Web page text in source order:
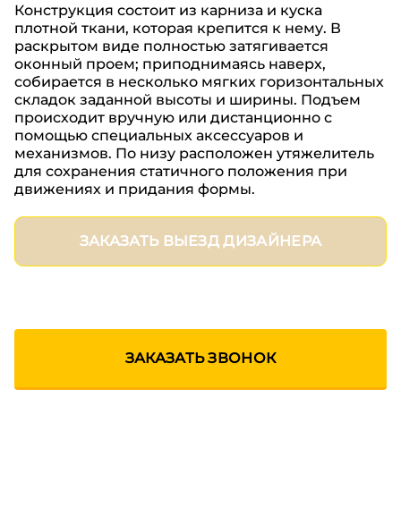
Конструкция состоит из карниза и куска
плотной ткани, которая крепится к нему. В
раскрытом виде полностью затягивается
оконный проем; приподнимаясь наверх,
собирается в несколько мягких горизонтальных
складок заданной высоты и ширины. Подъем
происходит вручную или дистанционно с
помощью специальных аксессуаров и
механизмов. По низу расположен утяжелитель
для сохранения статичного положения при
движениях и придания формы.
ЗАКАЗАТЬ ВЫЕЗД ДИЗАЙНЕРА
ЗАКАЗАТЬ ЗВОНОК